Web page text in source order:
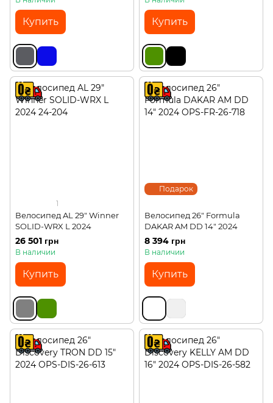
Купить Купить
1
Велосипед AL 29" Winner
SOLID-WRX L 2024
26 501 грн
В наличии
Купить
Подарок
Велосипед 26" Formula
DAKAR AM DD 14" 2024
8 394 грн
В наличии
Купить